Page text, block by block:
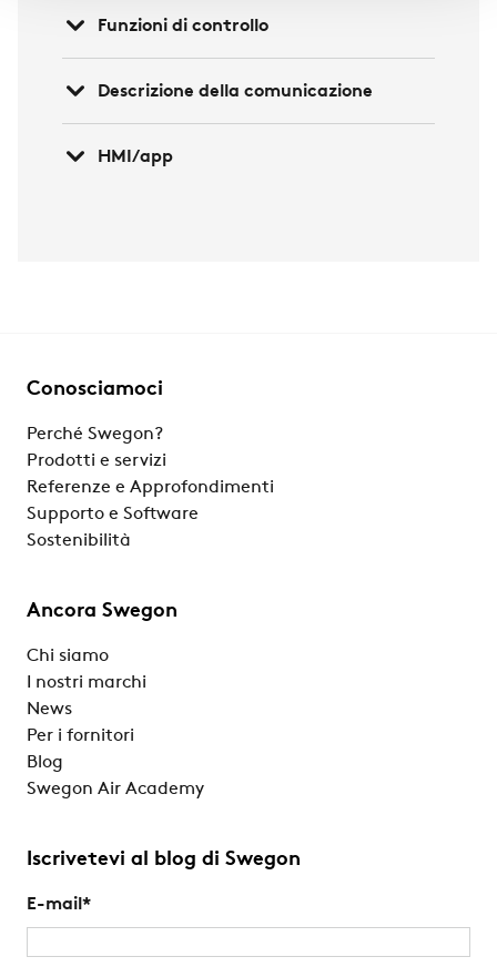
Funzioni di controllo
Descrizione della comunicazione
HMI/app
Conosciamoci
Perché Swegon?
Prodotti e servizi
Referenze e Approfondimenti
Supporto e Software
Sostenibilità
Ancora Swegon
Chi siamo
I nostri marchi
News
Per i fornitori
Blog
Swegon Air Academy
Iscrivetevi al blog di Swegon
E-mail *